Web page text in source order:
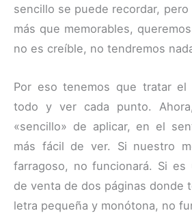
sencillo se puede recordar,
más que memorables,
no es creíble, no tendremos
Por eso tenemos que tratar el
todo y ver cada punto.
«sencillo» de aplicar, en el
más fácil de ver. Si nuestro
farragoso, no funcionará. Si es
de venta de dos páginas donde
letra pequeña y monótona, no